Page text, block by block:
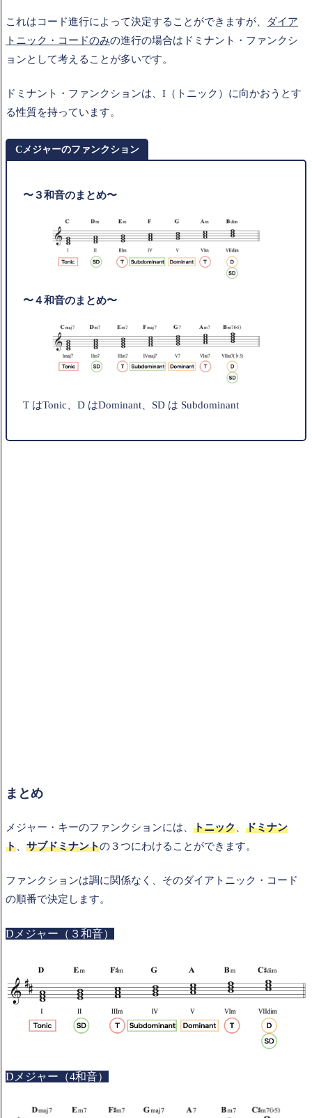
これはコード進行によって決定することができますが、
ダイア
トニック・コードのみの進行の場合はドミナント・ファンクシ
ョンとして考えることが多いです。
ドミナント・ファンクションは、I（トニック）に向かおうとす
る性質を持っています。
Cメジャーのファンクション
〜３和音のまとめ〜
〜４和音のまとめ〜
T はTonic、D はDominant、SD は Subdominant
まとめ
メジャー・キーのファンクションには、 トニック、 ドミナン
ト、 サブドミナントの３つにわけることができます。
ファンクションは調に関係なく、そのダイアトニック・コード
の順番で決定します。
Dメジャー（３和音）
Dメジャー（4和音）